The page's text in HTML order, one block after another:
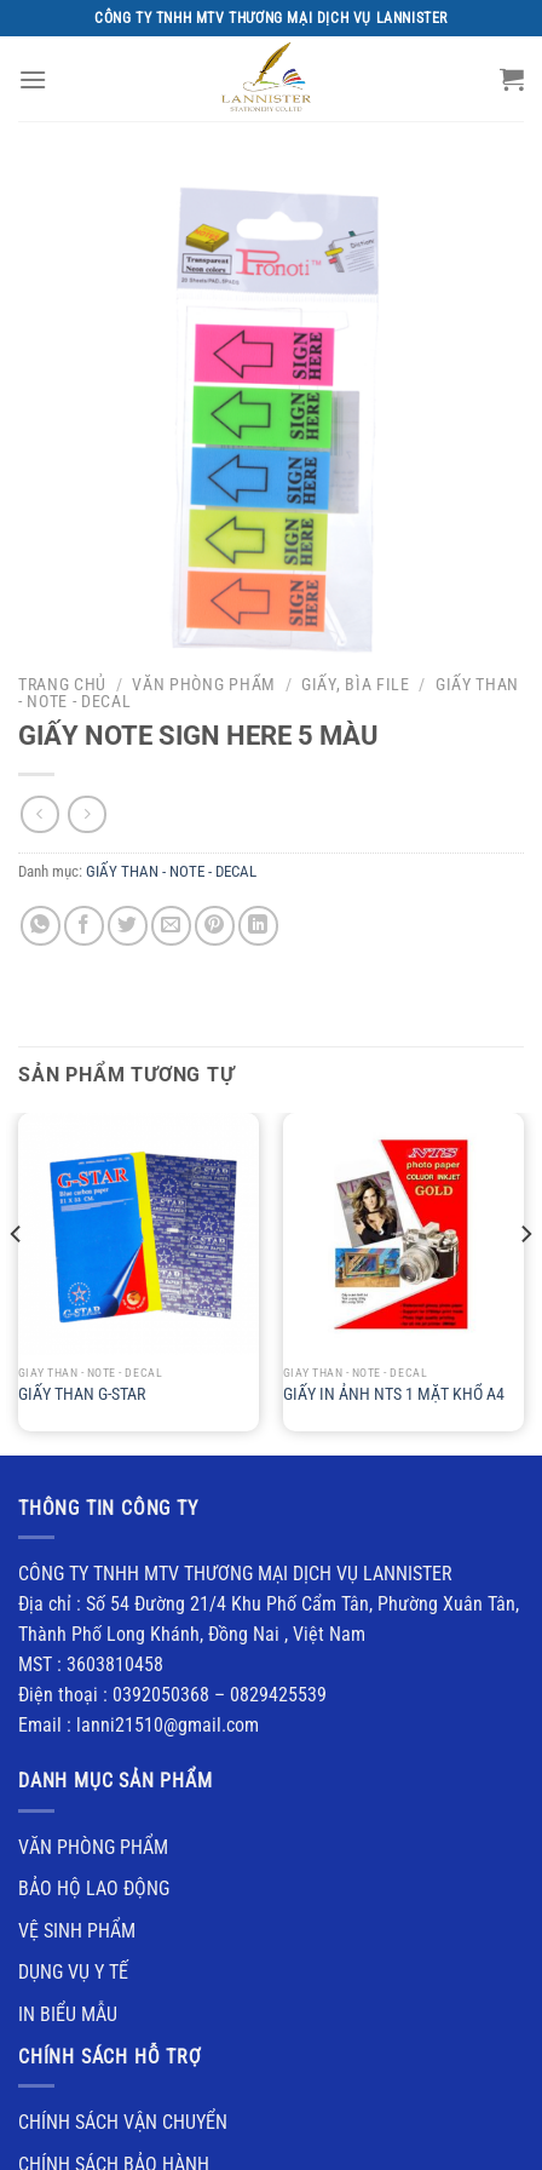
đến
nội
CÔNG TY TNHH MTV THƯƠNG MẠI DỊCH VỤ LANNISTER
TRANG CHỦ / VĂN PHÒNG PHẨM / GIẤY, BÌA FILE /
GIẤY THAN
- NOTE - DECAL
GIẤY NOTE SIGN HERE 5 MÀU
Danh mục: GIẤY THAN - NOTE - DECAL
SẢN PHẨM TƯƠNG TỰ
GIẤY THAN - NOTE - DECAL
GIẤY THAN G-STAR
GIẤY THAN - NOTE - DECAL
GIẤY IN ẢNH NTS 1 MẶT KHỔ A4
THÔNG TIN CÔNG TY
CÔNG TY TNHH MTV THƯƠNG MẠI DỊCH VỤ LANNISTER
Địa chỉ : Số 54 Đường 21/4 Khu Phố Cẩm Tân, Phường Xuân Tân,
Thành Phố Long Khánh, Đồng Nai , Việt Nam
MST : 3603810458
Điện thoại : 0392050368 – 0829425539
Email : lanni21510@gmail.com
DANH MỤC SẢN PHẨM
VĂN PHÒNG PHẨM
BẢO HỘ LAO ĐỘNG
VỆ SINH PHẨM
DỤNG VỤ Y TẾ
IN BIỂU MẪU
CHÍNH SÁCH HỖ TRỢ
CHÍNH SÁCH VẬN CHUYỂN
CHÍNH SÁCH BẢO HÀNH